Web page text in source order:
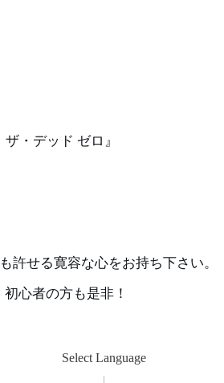
・デッド ゼロ』
せる寛容な心をお持ち下さい。
心者の方も是非！
Select Language